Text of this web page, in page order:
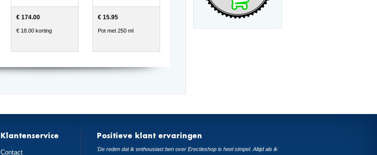
€ 174.00
€ 18.00 korting
€ 15.95
Pot met 250 ml
Klantenservice
Contact
Positieve klant ervaringen
'De reden dat ik enthousiast ben over Erectieshop is heel simpel. Altijd als ik